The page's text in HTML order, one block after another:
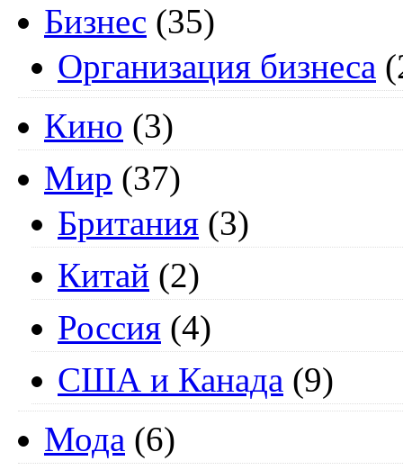
Бизнес (35)
Организация бизнеса
Кино (3)
Мир (37)
Британия (3)
Китай (2)
Россия (4)
США и Канада (9)
Мода (6)